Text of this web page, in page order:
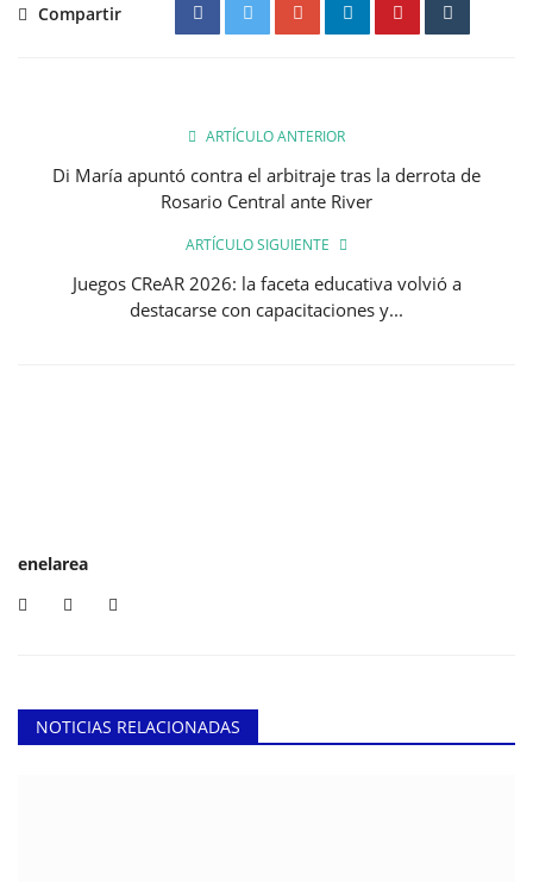
Compartir
ARTÍCULO ANTERIOR
Di María apuntó contra el arbitraje tras la derrota de
Rosario Central ante River
ARTÍCULO SIGUIENTE
Juegos CReAR 2026: la faceta educativa volvió a
destacarse con capacitaciones y...
enelarea
NOTICIAS RELACIONADAS